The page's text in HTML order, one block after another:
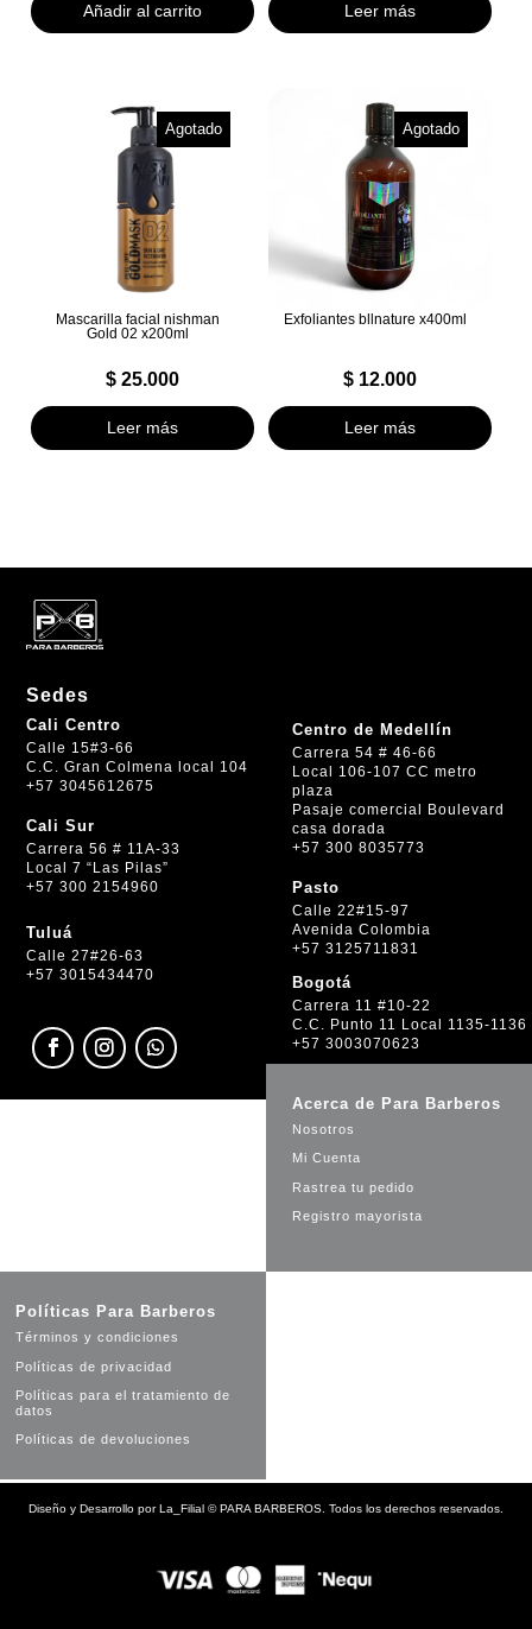
Añadir al carrito Leer más
Agotado
Mascarilla facial nishman
Gold 02 x200ml
$25.000
Leer más
Agotado
Exfoliantes bllnature x400ml
$12.000
Leer más
Sedes
Cali Centro
Calle 15#3-66
C.C. Gran Colmena local 104
+57 3045612675
Cali Sur
Carrera 56 # 11A-33
Local 7 “Las Pilas”
+57 300 2154960
Tuluá
Calle 27#26-63
+57 3015434470
Centro de Medellín
Carrera 54 # 46-66
Local 106-107 CC metro
plaza
Pasaje comercial Boulevard
casa dorada
+57 300 8035773
Pasto
Calle 22#15-97
Avenida Colombia
+57 3125711831
Bogotá
Carrera 11 #10-22
C.C. Punto 11 Local 1135-1136
+57 3003070623
Acerca de Para Barberos
Nosotros
Mi Cuenta
Rastrea tu pedido
Registro mayorista
Políticas Para Barberos
Términos y condiciones
Políticas de privacidad
Políticas para el tratamiento de
datos
Políticas de devoluciones
Diseño y Desarrollo porLa_Filial ©PARA BARBEROS. Todos los derechos reservados.